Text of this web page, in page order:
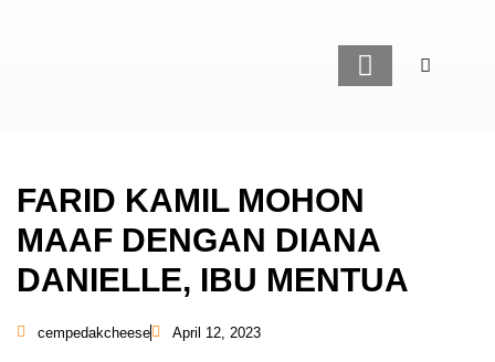
FARID KAMIL MOHON
MAAF DENGAN DIANA
DANIELLE, IBU MENTUA
cempedakcheese April 12, 2023